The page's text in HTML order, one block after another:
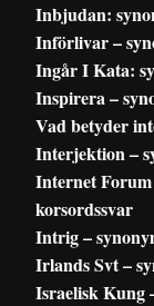
Inbjudan:
Införlivar –
Ingår I Kata:
Inspirera –
Vad betyder
Interjektion –
Internet Forum
korsordssvar
Intrig –
Irlands Svt –
Israelisk Kung